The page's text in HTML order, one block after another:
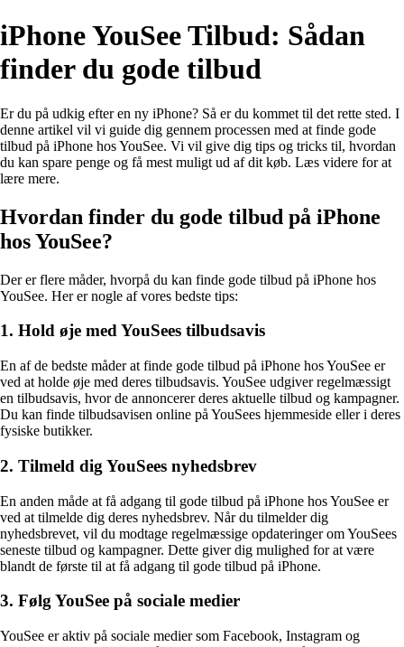
iPhone YouSee Tilbud: Sådan
finder du gode tilbud
Er du på udkig efter en ny iPhone? Så er du kommet til det rette sted. I
denne artikel vil vi guide dig gennem processen med at finde gode
tilbud på iPhone hos YouSee. Vi vil give dig tips og tricks til, hvordan
du kan spare penge og få mest muligt ud af dit køb. Læs videre for at
lære mere.
Hvordan finder du gode tilbud på iPhone
hos YouSee?
Der er flere måder, hvorpå du kan finde gode tilbud på iPhone hos
YouSee. Her er nogle af vores bedste tips:
1. Hold øje med YouSees tilbudsavis
En af de bedste måder at finde gode tilbud på iPhone hos YouSee er
ved at holde øje med deres tilbudsavis. YouSee udgiver regelmæssigt
en tilbudsavis, hvor de annoncerer deres aktuelle tilbud og kampagner.
Du kan finde tilbudsavisen online på YouSees hjemmeside eller i deres
fysiske butikker.
2. Tilmeld dig YouSees nyhedsbrev
En anden måde at få adgang til gode tilbud på iPhone hos YouSee er
ved at tilmelde dig deres nyhedsbrev. Når du tilmelder dig
nyhedsbrevet, vil du modtage regelmæssige opdateringer om YouSees
seneste tilbud og kampagner. Dette giver dig mulighed for at være
blandt de første til at få adgang til gode tilbud på iPhone.
3. Følg YouSee på sociale medier
YouSee er aktiv på sociale medier som Facebook, Instagram og